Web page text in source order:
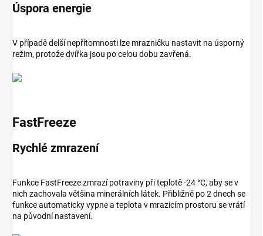
Úspora energie
V případě delší nepřítomnosti lze mrazničku nastavit na úsporný
režim, protože dvířka jsou po celou dobu zavřená.
FastFreeze
Rychlé zmrazení
Funkce FastFreeze zmrazí potraviny při teplotě -24 °C, aby se v
nich zachovala většina minerálních látek. Přibližně po 2 dnech se
funkce automaticky vypne a teplota v mrazicím prostoru se vrátí
na původní nastavení.